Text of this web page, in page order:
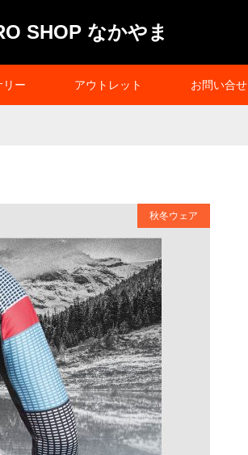
SHOP なかやま
リー アウトレット お問い合せ
秋冬ウェア